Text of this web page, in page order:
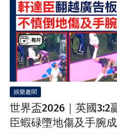
娛樂趣聞
世界盃2026｜英國
臣蝦碌墮地傷及手腕